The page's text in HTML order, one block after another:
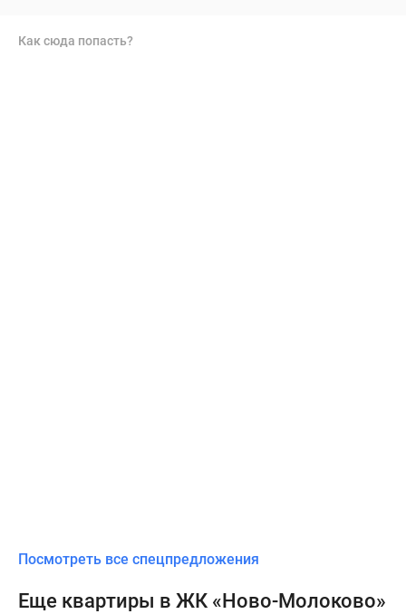
Как сюда попасть?
Посмотреть все спецпредложения
Еще квартиры в ЖК «Ново-Молоково»